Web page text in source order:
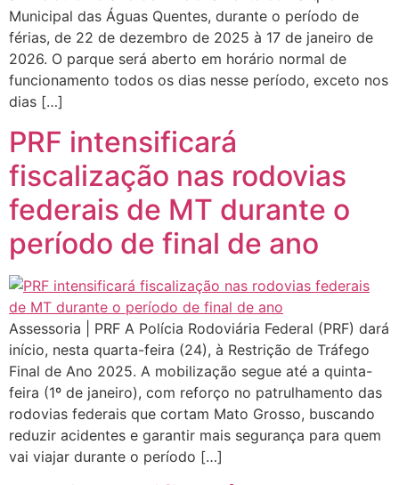
Municipal das Águas Quentes, durante o período de
férias, de 22 de dezembro de 2025 à 17 de janeiro de
2026. O parque será aberto em horário normal de
funcionamento todos os dias nesse período, exceto nos
dias […]
PRF intensificará
fiscalização nas rodovias
federais de MT durante o
período de final de ano
Assessoria | PRF A Polícia Rodoviária Federal (PRF) dará
início, nesta quarta-feira (24), à Restrição de Tráfego
Final de Ano 2025. A mobilização segue até a quinta-
feira (1º de janeiro), com reforço no patrulhamento das
rodovias federais que cortam Mato Grosso, buscando
reduzir acidentes e garantir mais segurança para quem
vai viajar durante o período […]